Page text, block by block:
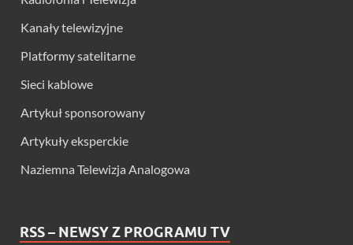
Kanały telewizyjne
Platformy satelitarne
Sieci kablowe
Artykuł sponsorowany
Artykuły eksperckie
Naziemna Telewizja Analogowa
RSS – NEWSY Z PROGRAMU TV